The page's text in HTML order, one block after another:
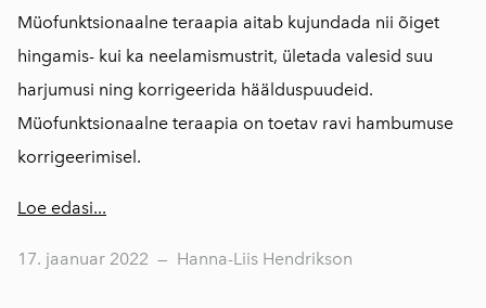
Müofunktsionaalne teraapia aitab kujundada nii õiget
hingamis- kui ka neelamismustrit, ületada valesid suu
harjumusi ning korrigeerida häälduspuudeid.
Müofunktsionaalne teraapia on toetav ravi hambumuse
korrigeerimisel.
Loe edasi...
17. jaanuar 2022 — Hanna-Liis Hendrikson